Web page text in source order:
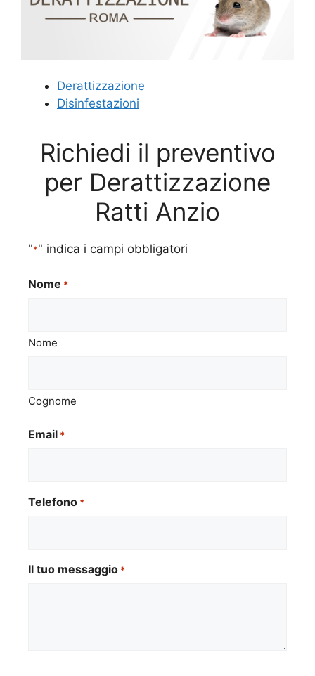
Derattizzazione
Disinfestazioni
Richiedi il preventivo
per Derattizzazione
Ratti Anzio
"*" indica i campi obbligatori
Nome *
Nome
Cognome
Email *
Telefono *
Il tuo messaggio *